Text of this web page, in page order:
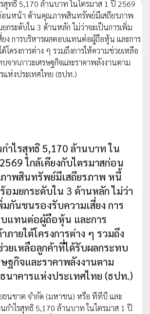
ำไรสุทธิ 5,170 ล้านบาท ใน
ใกล้เคียงกับไตรมาสก่อน
าพสินทรัพย์มีเสถียรภาพ หนี้
อมยกระดับใน 3 ด้านหลัก ไม่ว่า
มกันชนรองรับความเสี่ยง การ
แทนต่อผู้ถือหุ้น และการ
ายใต้โครงการต่าง ๆ รวมถึง
วยเหลือลูกค้าที่ได้รับผลกระทบ
ฐกิจและราคาพลังงานตาม
นาคารแห่งประเทศไทย (ธปท.)
ธนชาต จำกัด (มหาชน) หรือ ทีทีบี และ
กำไรสุทธิ 5,170 ล้านบาท ในไตรมาส 1 ปี